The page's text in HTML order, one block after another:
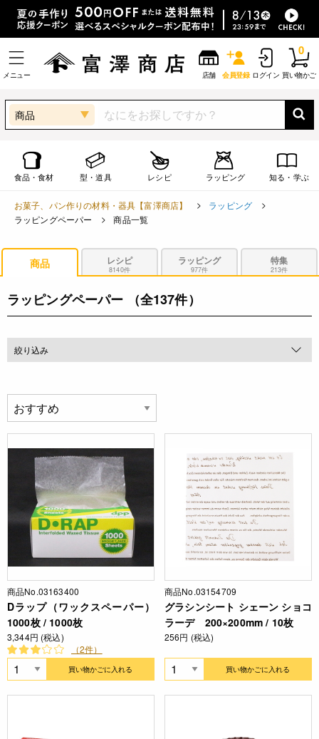
メニュー 店舗 会員登録 ログイン 買い物かご
0
商品
食品・食材 型・道具 レシピ ラッピング 知る・学ぶ
お菓子、パン作りの材料・器具【富澤商店】
ラッピング
ラッピングペーパー
商品一覧
商品 レシピ
8140件
ラッピング
977件
特集
213件
ラッピングペーパー （全137件）
絞り込み
商品No.03163400
Dラップ（ワックスペーパー）
1000枚 / 1000枚
3,344円 (税込)
（2件）
買い物かごに入れる
商品No.03154709
グラシンシート シェーン ショコ
ラーデ 200×200mm / 10枚
256円 (税込)
買い物かごに入れる